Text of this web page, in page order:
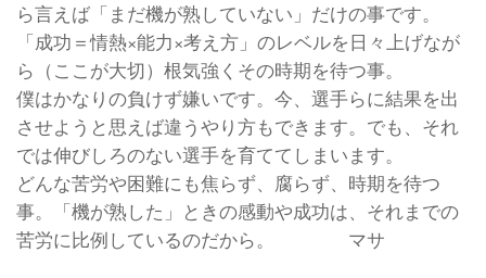
ら言えば「まだ機が熟していない」だけの事です。
「成功＝情熱×能力×考え方」のレベルを日々上げなが
ら（ここが大切）根気強くその時期を待つ事。
僕はかなりの負けず嫌いです。今、選手らに結果を出
させようと思えば違うやり方もできます。でも、それ
では伸びしろのない選手を育ててしまいます。
どんな苦労や困難にも焦らず、腐らず、時期を待つ
事。「機が熟した」ときの感動や成功は、それまでの
苦労に比例しているのだから。 マサ